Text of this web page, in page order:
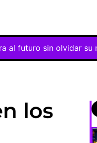
olvidar su noche más
los